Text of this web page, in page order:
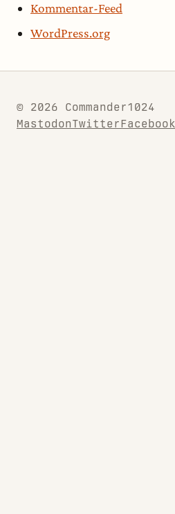
Kommentar-Feed
WordPress.org
© 2026 Commander1024
MastodonTwitterFacebook